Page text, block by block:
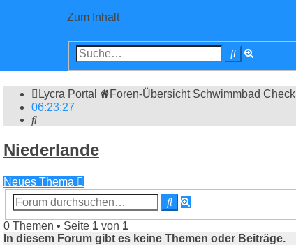
Zum Inhalt
Suche
Lycra Portal Foren-Übersicht Schwimmbad Check
06:23:28
Suche
Niederlande
Neues Thema
SucheErweiterte
Suche
0 Themen • Seite 1 von 1
In diesem Forum gibt es keine Themen oder Beiträge.